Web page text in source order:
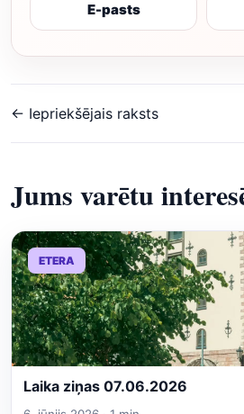
E-pasts
← Iepriekšējais raksts
Jums varētu
ETERA
Laika ziņas 07.06.2026